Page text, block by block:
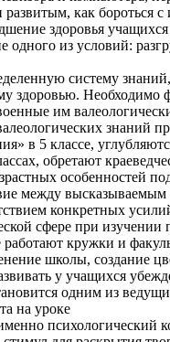
как
здоровья
из условий:
систему
Необходимо
им
знаний
в 5 классе,
обретают
особенностей
между
конкретных
сфере при
кружки и
школы, создание
у учащихся
одним из
на уроке
психологический